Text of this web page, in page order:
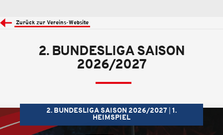
Zurück zur Vereins-Website
2. BUNDESLIGA SAISON
2026/2027
2. BUNDESLIGA SAISON 2026/2027
1.
HEIMSPIEL